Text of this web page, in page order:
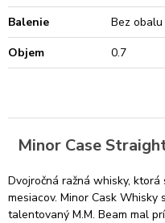
Balenie
Bez obalu
Objem
0.7
Minor Case
Dvojročná ražná whisky,
mesiacov. Minor Cask Whisky
talentovaný M.M. Beam mal